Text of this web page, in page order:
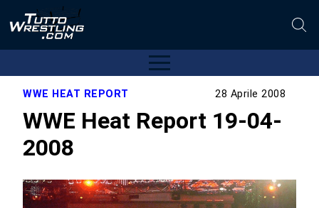
WWE HEAT REPORT 28 Aprile 2008
WWE Heat Report 19-04-
2008